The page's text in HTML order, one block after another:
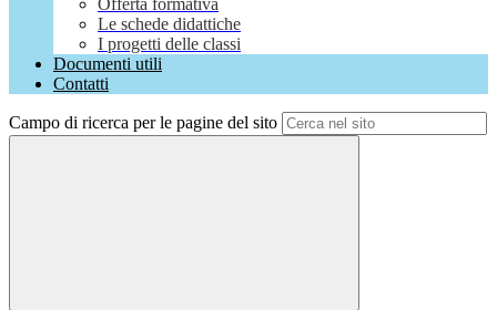
Offerta formativa
Le schede didattiche
I progetti delle classi
Documenti utili
Contatti
Campo di ricerca per le pagine del sito